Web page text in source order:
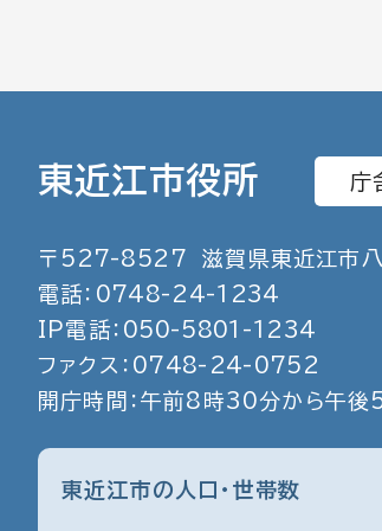
東近江市役所 庁
〒 527-8527 滋賀県東近江市
電話： 0748- 24-1234
IP電話： 050- 5801 -1234
ファクス： 0748- 24- 0752
開庁時間：午前8時30分から午後
東近江市の人口・世帯数